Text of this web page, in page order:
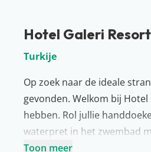
Hotel Galeri Resort
Turkije
Op zoek naar de ideale
gevonden. Welkom bij
hebben. Rol jullie
waterpret in het zwembad
waar jullie souvernirs voor
Toon meer